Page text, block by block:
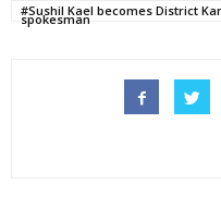
#Sushil Kael becomes District
spokesman